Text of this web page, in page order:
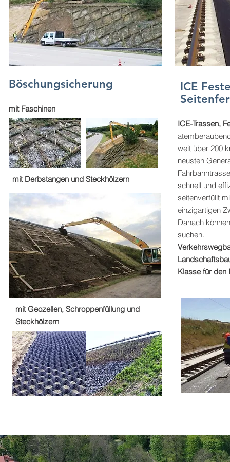
Böschungsicherung
mit Faschinen
mit Derbstangen und Steckhölzern
mit Geozellen, Schroppenfüllung und
Steckhölzern
ICE
ICE-Trassen,
weit über 200
neusten
schnell und
seitenverfüllt
einzigartigen
Danach
suchen.
Klasse für den